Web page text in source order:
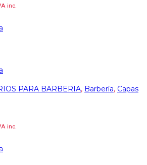
inc.
PARA BARBERIA, Barbería, Capas
inc.